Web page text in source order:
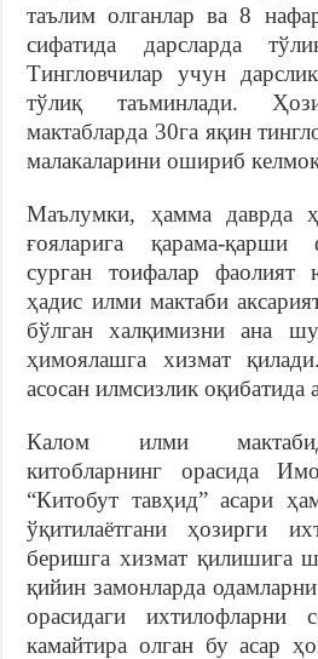
таълим олганлар ва 8
сифатида дарсларда
Тингловчилар учун
тўлиқ таъминлади.
мактабларда 30га яқин
малакаларини ошириб
Маълумки, ҳамма даврда
ғояларига қарама-қарши
сурган тоифалар фаолият
ҳадис илми мактаби
бўлган халқимизни ана
ҳимоялашга хизмат
асосан илмсизлик оқибатида
Калом илми
китобларнинг орасида
“Китобут тавҳид” асари
ўқитилаётгани ҳозирги
беришга хизмат қилишига
қийин замонларда
орасидаги ихтилофларни
камайтира олган бу асар